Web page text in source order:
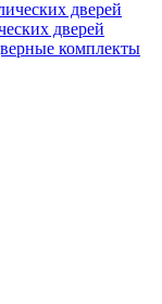
дверей
комплекты